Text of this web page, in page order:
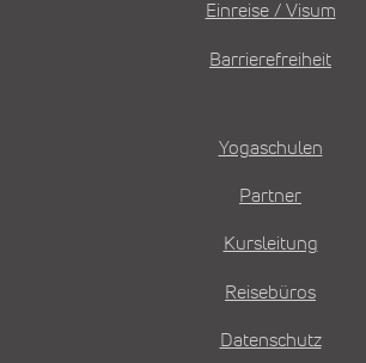
Einreise / Visum
Barrierefreiheit
Yogaschulen
Partner
Kursleitung
Reisebüros
Datenschutz